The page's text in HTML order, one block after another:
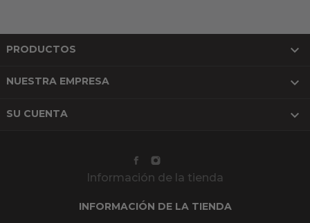
PRODUCTOS 
NUESTRA EMPRESA 
SU CUENTA 
Información de la tienda
INFORMACIÓN DE LA TIENDA